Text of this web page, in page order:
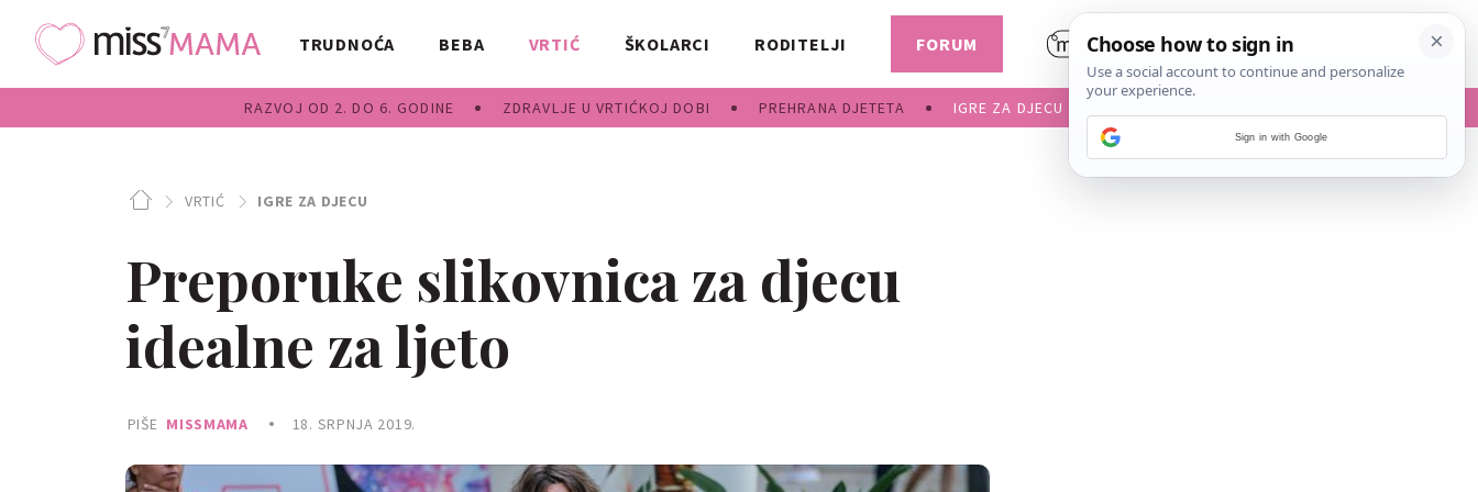
TRUDNOĆA BEBA VRTIĆ
RAZVOJ OD 2. DO 6. GODINE ZDRAVLJE U VRTIĆKOJ DOBI PREHRANA DJETETA IGRE ZA DJECU
ŠKOLARCI RODITELJI FORUM
VRTIĆ IGRE ZA DJECU
Preporuke slikovnica za djecu
idealne za ljeto
PIŠE MISSMAMA 18. SRPNJA 2019.
Sign in with Google